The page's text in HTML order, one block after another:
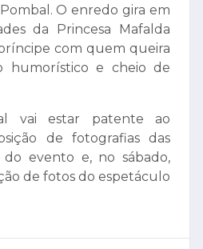
O enredo gira em
da Princesa Mafalda
com quem queira
humorístico e cheio de
vai estar patente ao
de fotografias das
do evento e, no sábado,
de fotos do espetáculo